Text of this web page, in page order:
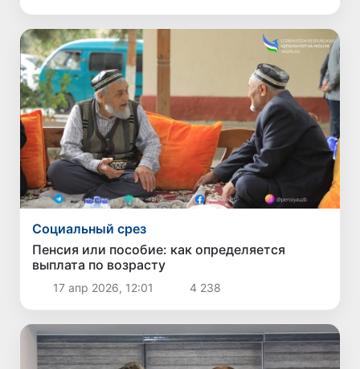
Социальный срез
Пенсия или пособие: как определяется
выплата по возрасту
17 апр 2026, 12:01 4 238